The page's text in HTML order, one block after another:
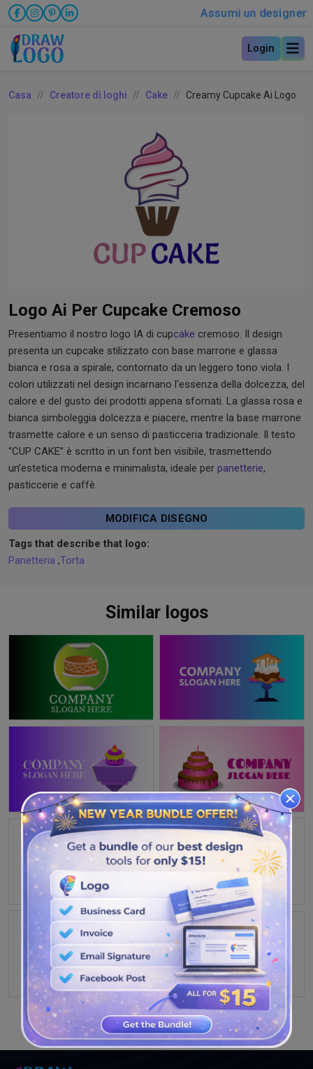
Assumi un designer
Login
Casa Creatore di loghi Cake Creamy Cupcake Ai Logo
Logo Ai Per Cupcake Cremoso
Presentiamo il nostro logo IA di cupcake cremoso. Il design
presenta un cupcake stilizzato con base marrone e glassa
bianca e rosa a spirale, contornato da un leggero tono viola. I
colori utilizzati nel design incarnano l’essenza della dolcezza, del
calore e del gusto dei prodotti appena sfornati. La glassa rosa e
bianca simboleggia dolcezza e piacere, mentre la base marrone
trasmette calore e un senso di pasticceria tradizionale. Il testo
“CUP CAKE” è scritto in un font ben visibile, trasmettendo
un’estetica moderna e minimalista, ideale per panetterie,
pasticcerie e caffè.
MODIFICA DISEGNO
Tags that describe that logo:
Panetteria ,Torta
Similar logos
GUARDA PIÙ DISEGNI